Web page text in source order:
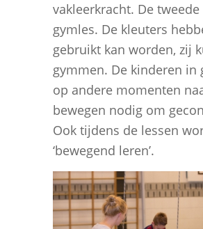
vakleerkracht. De
gymles. De kleuters
gebruikt kan worden, zij
gymmen. De kinderen in
op andere momenten
bewegen nodig om
Ook tijdens de lessen
‘bewegend leren’.